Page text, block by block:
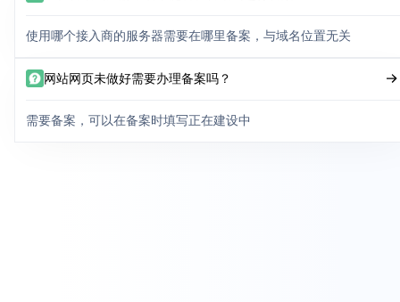
使用哪个接入商的服务器需要在哪里备案，与域名位置无关
网站网页未做好需要办理备案吗？
需要备案，可以在备案时填写正在建设中